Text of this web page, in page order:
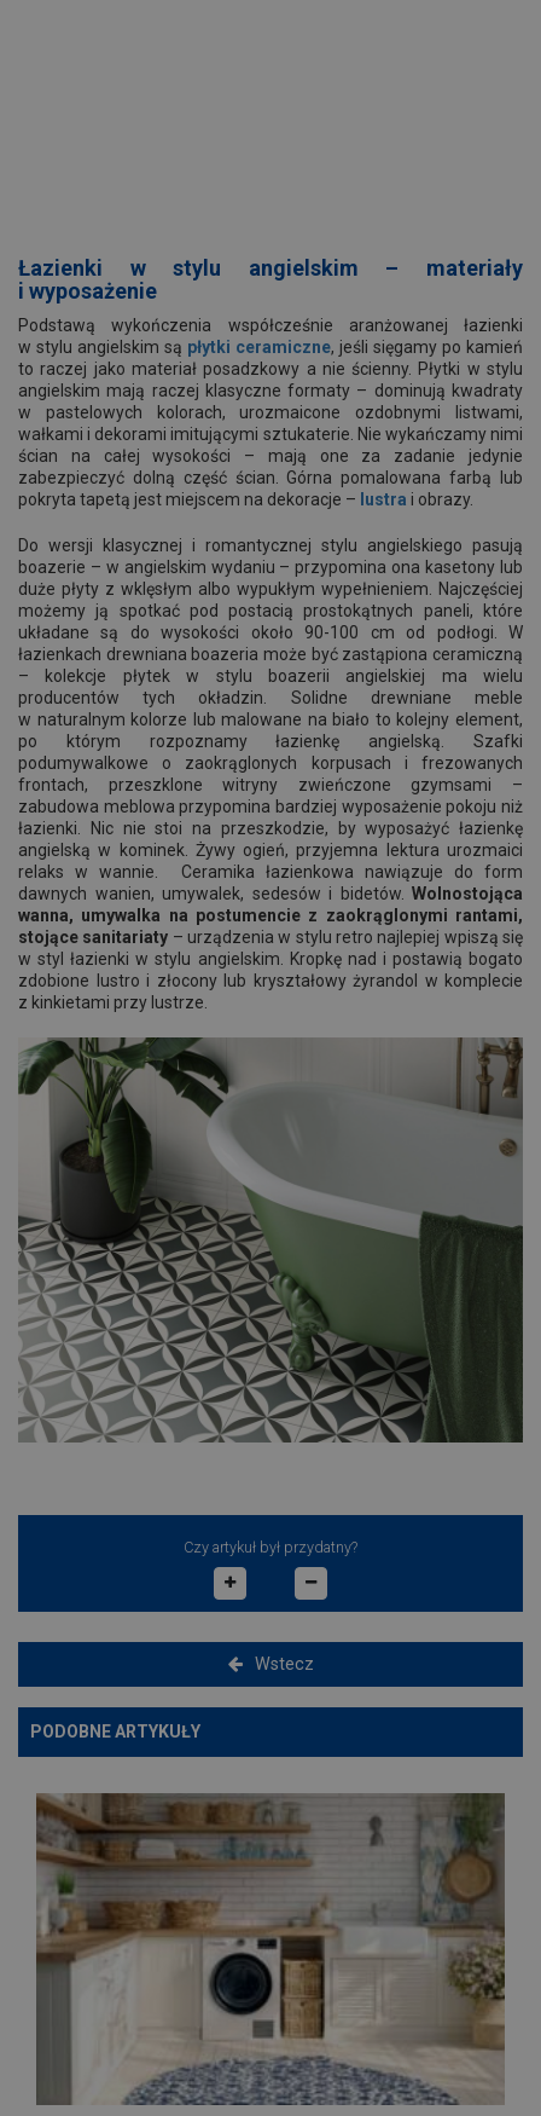
Łazienki w stylu angielskim – materiały
i wyposażenie
Podstawą wykończenia współcześnie aranżowanej łazienki
w stylu angielskim są płytki ceramiczne, jeśli sięgamy po kamień
to raczej jako materiał posadzkowy a nie ścienny. Płytki w stylu
angielskim mają raczej klasyczne formaty – dominują kwadraty
w pastelowych kolorach, urozmaicone ozdobnymi listwami,
wałkami i dekorami imitującymi sztukaterie. Nie wykańczamy nimi
ścian na całej wysokości – mają one za zadanie jedynie
zabezpieczyć dolną część ścian. Górna pomalowana farbą lub
pokryta tapetą jest miejscem na dekoracje – lustra i obrazy.
Do wersji klasycznej i romantycznej stylu angielskiego pasują
boazerie – w angielskim wydaniu – przypomina ona kasetony lub
duże płyty z wklęsłym albo wypukłym wypełnieniem. Najczęściej
możemy ją spotkać pod postacią prostokątnych paneli, które
układane są do wysokości około 90-100 cm od podłogi. W
łazienkach drewniana boazeria może być zastąpiona ceramiczną
– kolekcje płytek w stylu boazerii angielskiej ma wielu
producentów tych okładzin. Solidne drewniane meble
w naturalnym kolorze lub malowane na biało to kolejny element,
po którym rozpoznamy łazienkę angielską. Szafki
podumywalkowe o zaokrąglonych korpusach i frezowanych
frontach, przeszklone witryny zwieńczone gzymsami –
zabudowa meblowa przypomina bardziej wyposażenie pokoju niż
łazienki. Nic nie stoi na przeszkodzie, by wyposażyć łazienkę
angielską w kominek. Żywy ogień, przyjemna lektura urozmaici
relaks w wannie. Ceramika łazienkowa nawiązuje do form
dawnych wanien, umywalek, sedesów i bidetów. Wolnostojąca
wanna, umywalka na postumencie z zaokrąglonymi rantami,
stojące sanitariaty – urządzenia w stylu retro najlepiej wpiszą się
w styl łazienki w stylu angielskim. Kropkę nad i postawią bogato
zdobione lustro i złocony lub kryształowy żyrandol w komplecie
z kinkietami przy lustrze.
Czy artykuł był przydatny?
Wstecz
PODOBNE ARTYKUŁY